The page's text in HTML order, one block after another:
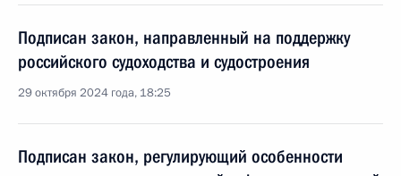
Подписан закон, направленный на поддержку
российского судоходства и судостроения
29 октября 2024 года, 18:25
Подписан закон, регулирующий особенности